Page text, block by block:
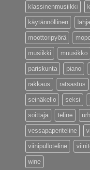
klassinenmusiikki
käytännöllinen lahja
moottoripyörä
musiikki muusikko
pariskunta piano
rakkaus ratsastus
seinäkello seksi
soittaja teline
vessapaperiteline
viinipulloteline
wine